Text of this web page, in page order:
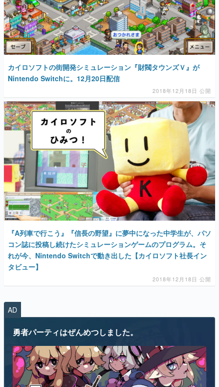
カイロソフトの街開発シミュレーション『財閥タウンズＶ』が
Nintendo Switchに。12月20日配信
2018年12月18日 公開
『A列車で行こう』『信長の野望』に夢中になった中学生が、パソ
コン誌に投稿し続けたシミュレーションゲームのプログラム。そ
れが今、Nintendo Switchで動き出した【カイロソフト社長イン
タビュー】
2018年12月18日 公開
AD
勇者パーティはぜんめつしました。